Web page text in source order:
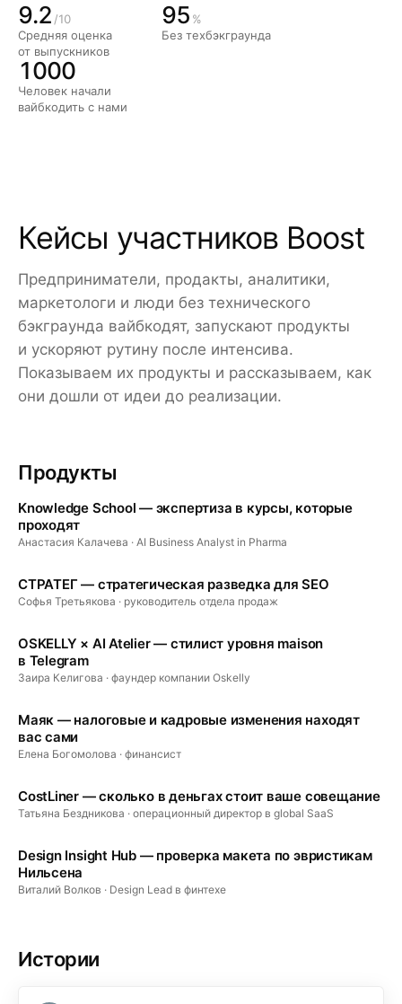
9.2 /10
Средняя оценка
от выпускников
95 %
Без техбэкграунда
1000
Человек начали
вайбкодить с нами
Кейсы участников Boost
Предприниматели, продакты, аналитики,
маркетологи и люди без технического
бэкграунда вайбкодят, запускают продукты
и ускоряют рутину после интенсива.
Показываем их продукты и рассказываем, как
они дошли от идеи до реализации.
Продукты
Knowledge School — экспертиза в курсы, которые
проходят
Анастасия Калачева · AI Business Analyst in Pharma
СТРАТЕГ — стратегическая разведка для SEO
Софья Третьякова · руководитель отдела продаж
OSKELLY × AI Atelier — стилист уровня maison
в Telegram
Заира Келигова · фаундер компании Oskelly
Маяк — налоговые и кадровые изменения находят
вас сами
Елена Богомолова · финансист
CostLiner — сколько в деньгах стоит ваше совещание
Татьяна Бездникова · операционный директор в global SaaS
Design Insight Hub — проверка макета по эвристикам
Нильсена
Виталий Волков · Design Lead в финтехе
Истории